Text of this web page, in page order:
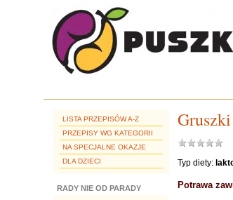
LISTA PRZEPISÓW A-Z
PRZEPISY WG KATEGORII
NA SPECJALNE OKAZJE
DLA DZIECI
RADY NIE OD PARADY
Typ diety:
Potrawa